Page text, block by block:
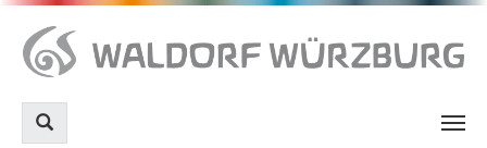
Zum
Hauptinhalt
springen